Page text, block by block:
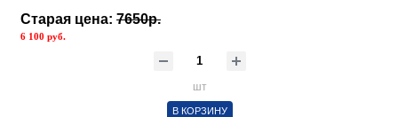
Старая цена: 7650р.
6 100 руб.
шт
В КОРЗИНУ